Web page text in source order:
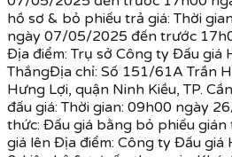
hồ sơ & bỏ phiếu trả giá: Thời
ngày 07/05/2025 đến trước
Địa điểm: Trụ sở Công ty Đấu giá
ThắngĐịa chỉ: Số 151/61A Trần
Hưng Lợi, quận Ninh Kiều, TP.
đấu giá: Thời gian: 09h00 ngày
thức: Đấu giá bằng bỏ phiếu gián
giá lên Địa điểm: Công ty Đấu